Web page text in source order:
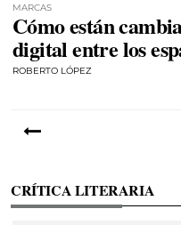
MARCAS
Cómo están
digital entre los
ROBERTO LÓPEZ
CRÍTICA LITERARIA